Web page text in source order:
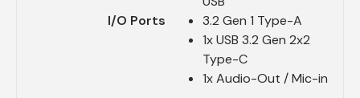
I/O Ports
3.2 Gen 1 Type-A
1x USB 3.2 Gen 2x2
Type-C
1x Audio-Out / Mic-in